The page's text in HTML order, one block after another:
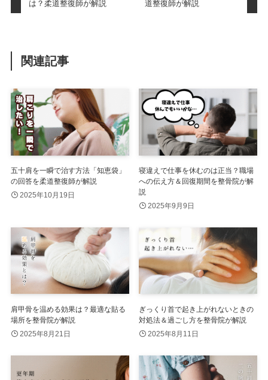
は？柔道整復師が解説
道整復師が解説
関連記事
五十肩を一瞬で治す方法「知恵袋」
の回答を柔道整復師が解説
2025年10月19日
寝違えで仕事を休むのは正当？職場
への伝え方＆回復期間を整骨院が解
説
2025年9月9日
肩甲骨を温める効果は？最適な貼る
場所を整骨院が解説
2025年8月21日
ぎっくり首で起き上がれないときの
対処法＆過ごし方を整骨院が解説
2025年8月11日